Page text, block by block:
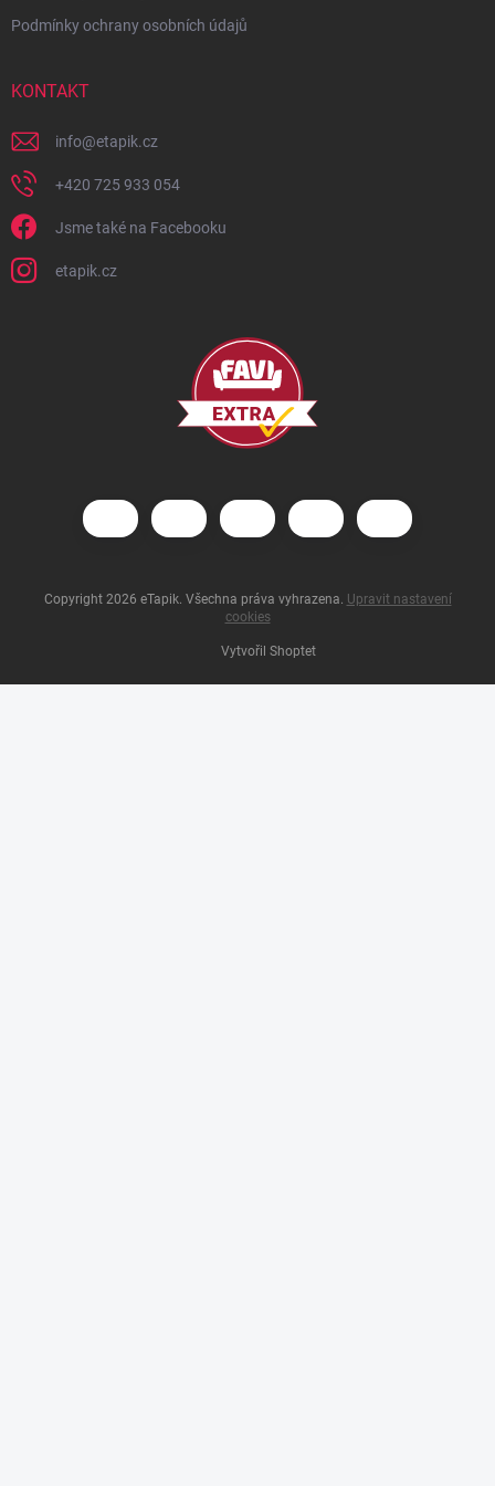
Podmínky ochrany osobních údajů
KONTAKT
info@etapik.cz
+420 725 933 054
Jsme také na Facebooku
etapik.cz
Vytvořil Shoptet
Copyright 2026 eTapik. Všechna práva vyhrazena. Upravit nastavení
cookies